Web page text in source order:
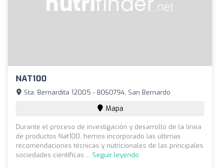
NAT100
Sta. Bernardita 12005 - 8060794, San Bernardo
Mapa
Durante el proceso de investigación y desarrollo de la línea
de productos Nat100, hemos incorporado las últimas
recomendaciones técnicas y nutricionales de las principales
sociedades científicas ... Seguir leyendo